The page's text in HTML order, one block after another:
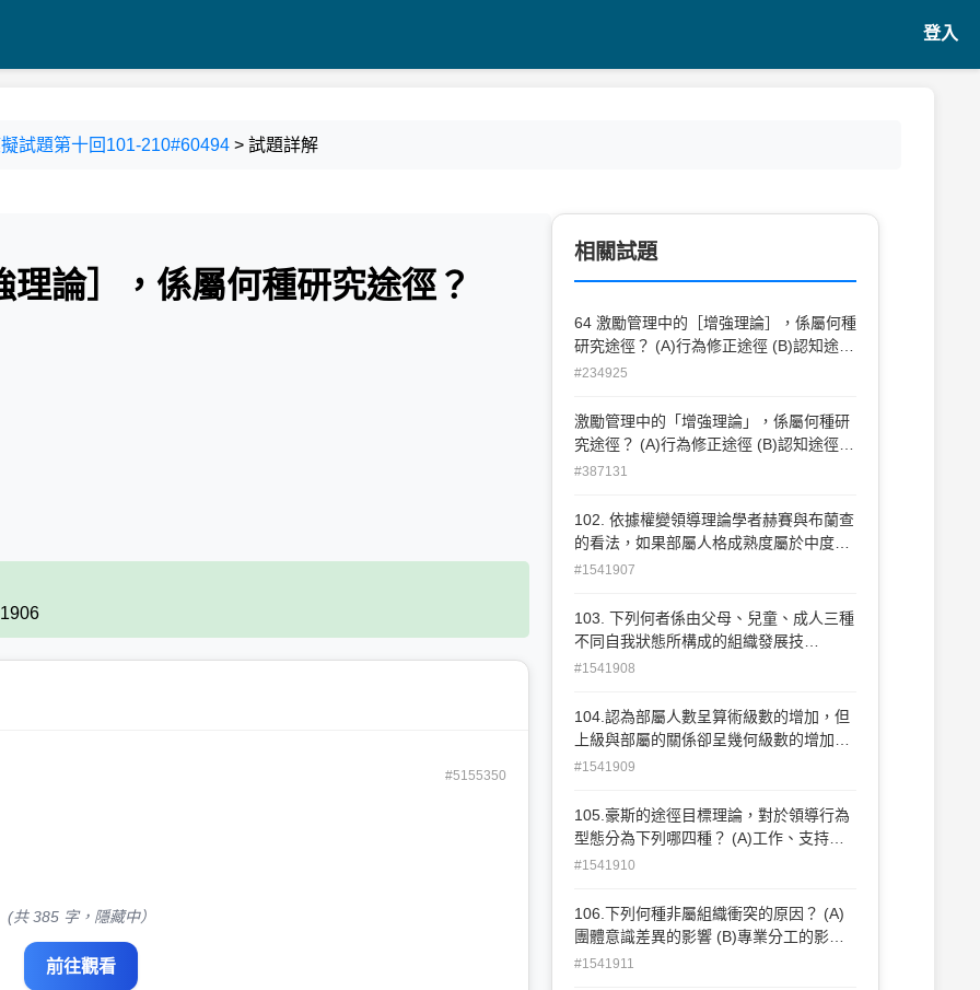
登入
試題第十回101-210#60494 > 試題詳解
論］，係屬何種研究途徑？
#5155350
(共 385 字，隱藏中）
前往觀看
相關試題
64 激勵管理中的［增強理論］，係屬何種
研究途徑？ (A)行為修正途徑 (B)認知途徑
(C)系統途徑 (D)過程途徑
#234925
激勵管理中的「增強理論」，係屬何種研
究途徑？ (A)行為修正途徑 (B)認知途徑
(C)系統途徑 (D)過程途徑
#387131
102. 依據權變領導理論學者赫賽與布蘭查
的看法，如果部屬人格成熟度屬於中度但
偏向低度時，領導者應採何種領導方式較
式 (D)授權式
#1541907
103. 下列何者係由父母、兒童、成人三種
不同自我狀態所構成的組織發展技
術？ (A)敏感度訓練 (B)人際溝通分析 (C)
#1541908
104.認為部屬人數呈算術級數的增加，但
上級與部屬的關係卻呈幾何級數的增加，
所以組織結構應注意［控制幅度］，提出
(Graicunas) (B)古立克(Gulick) (C)阿福特
(Alford) (D)穆尼( Mooney)
#1541909
105.豪斯的途徑目標理論，對於領導行為
型態分為下列哪四種？ (A)工作、支持、
溝通、發展導向 (B)工具、支持、參與、
向 (D)建制、體恤、參與、安全導向
#1541910
106.下列何種非屬組織衝突的原因？ (A)
團體意識差異的影響 (B)專業分工的影
響 (C)非正式組織的影響 (D)社會地位的影
#1541911